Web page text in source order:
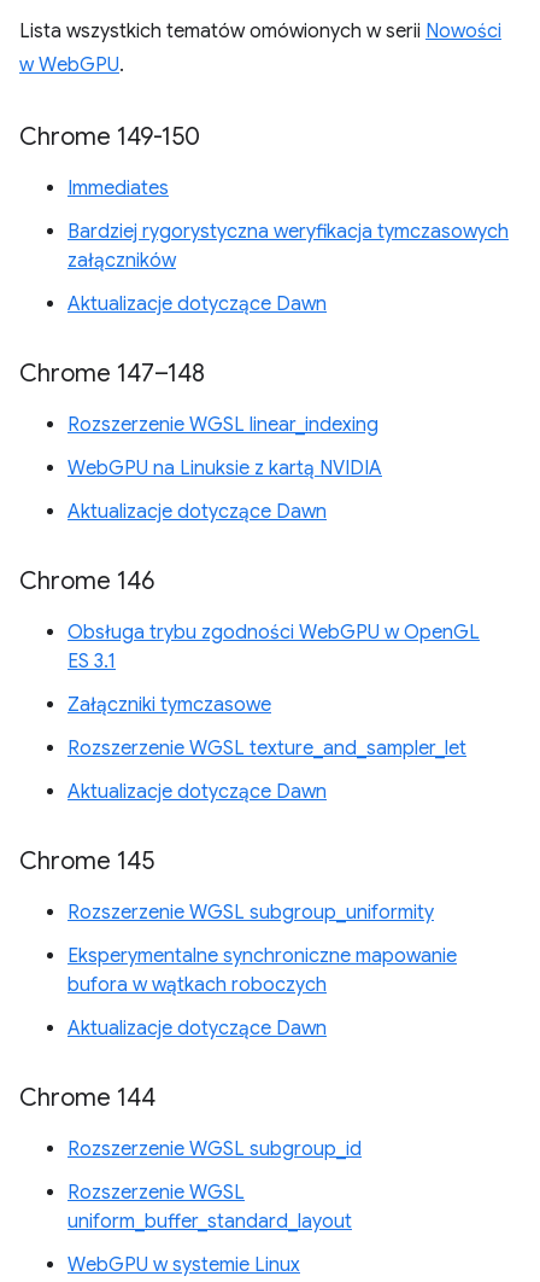
Lista wszystkich tematów omówionych w serii Nowości
w WebGPU.
Chrome 149-150
Immediates
Bardziej rygorystyczna weryfikacja tymczasowych
załączników
Aktualizacje dotyczące Dawn
Chrome 147–148
Rozszerzenie WGSL linear_indexing
WebGPU na Linuksie z kartą NVIDIA
Aktualizacje dotyczące Dawn
Chrome 146
Obsługa trybu zgodności WebGPU w OpenGL
ES 3.1
Załączniki tymczasowe
Rozszerzenie WGSL texture_and_sampler_let
Aktualizacje dotyczące Dawn
Chrome 145
Rozszerzenie WGSL subgroup_uniformity
Eksperymentalne synchroniczne mapowanie
bufora w wątkach roboczych
Aktualizacje dotyczące Dawn
Chrome 144
Rozszerzenie WGSL subgroup_id
Rozszerzenie WGSL
uniform_buffer_standard_layout
WebGPU w systemie Linux